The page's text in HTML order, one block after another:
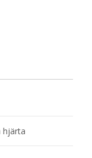
hjärta